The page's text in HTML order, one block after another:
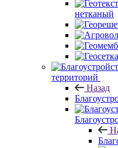
нетканый
территорий
Назад